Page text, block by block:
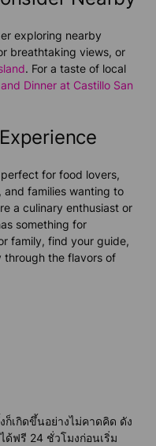
exploring nearby
breathtaking views, or
. For a taste of local
Dinner at Castillo San
for food lovers,
and families wanting to
a culinary enthusiast or
something for
family, find your guide,
through the flavors of
เกิดขึ้นอย่างไม่คาดคิด ดัง
ฟรี 24 ชั่วโมงก่อนเริ่ม